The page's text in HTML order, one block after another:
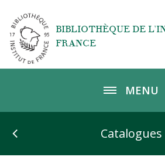
BIBLIOTHÈQUE DE
FRANCE
MENU
Catalogues